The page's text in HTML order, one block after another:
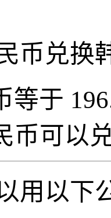
币兑换
等于
币可以
用以下